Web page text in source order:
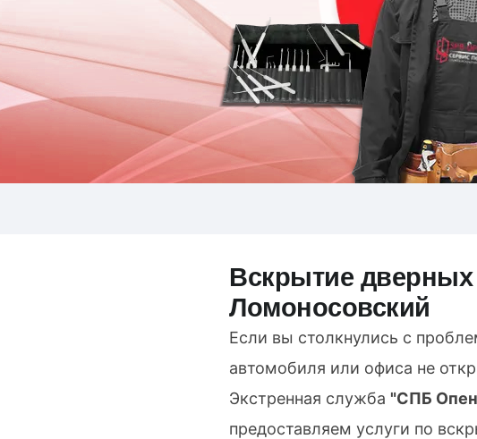
Вскрытие
Ломоносовский
Если вы столкнулись с
автомобиля или офиса не
Экстренная служба "СПБ
предоставляем услуги по